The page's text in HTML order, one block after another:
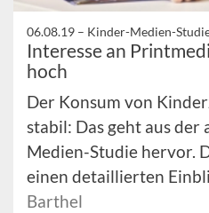
06.08.19 – Kinder-Medien-
Interesse an
hoch
Der Konsum von
stabil: Das geht aus
Medien-Studie hervor.
einen detaillierten
Barthel